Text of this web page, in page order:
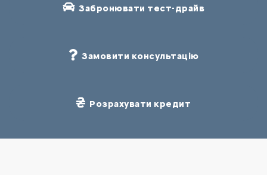
Забронювати тест-драйв
Замовити консультацію
Розрахувати кредит